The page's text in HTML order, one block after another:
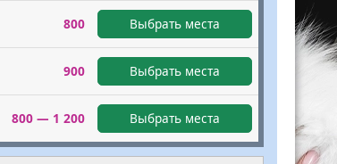
800 Выбрать места
900 Выбрать места
800 — 1 200 Выбрать места